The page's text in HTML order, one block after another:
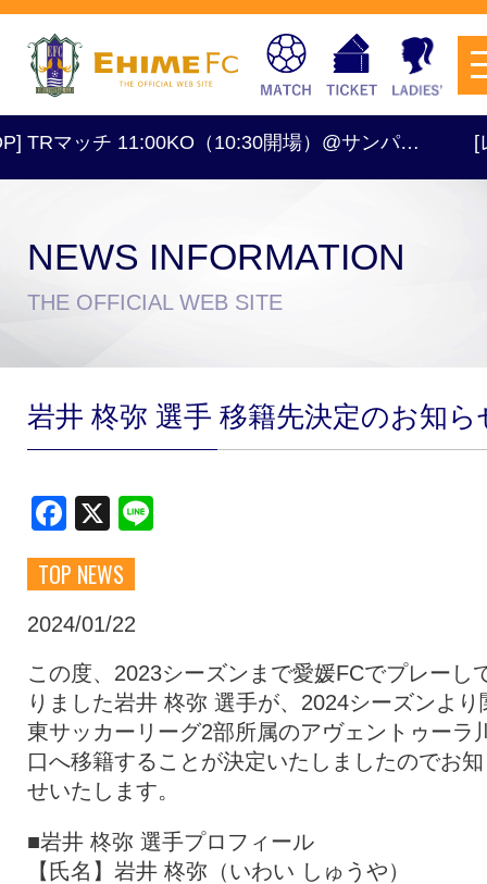
クラブ・会社情報
ファンクラブ 試合を観戦
チケットを購入
トップチーム アカデミー
スポンサー
マッチ 11:00KO（10:30開場）@サンパ… [レ
NEWS INFORMATION
THE OFFICIAL WEB SITE
岩井 柊弥 選手 移籍先決定のお知ら
Facebook
X
TOP NEWS
2024/01/22
この度、2023シーズンまで愛媛FCでプレーし
りました岩井 柊弥 選手が、2024シーズンより
東サッカーリーグ2部所属のアヴェントゥーラ
口へ移籍することが決定いたしましたのでお
せいたします。
■岩井 柊弥 選手プロフィール
【氏名】岩井 柊弥（いわい しゅうや）